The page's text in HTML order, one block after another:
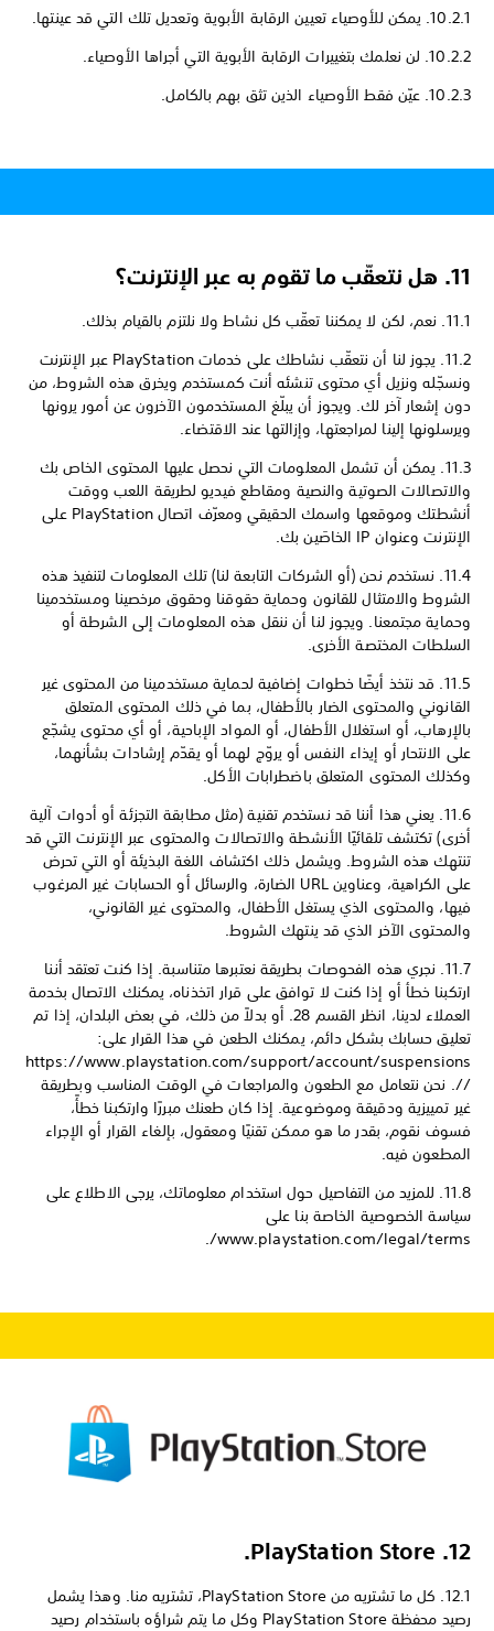
10.2.1. يمكن للأوصياء تعيين الرقابة الأبوية وتعديل تلك التي قد عينتها.
10.2.2. لن نعلمك بتغييرات الرقابة الأبوية التي أجراها الأوصياء.
10.2.3. عيّن فقط الأوصياء الذين تثق بهم بالكامل.
11. هل نتعقّب ما تقوم به عبر الإنترنت؟
11.1. نعم، لكن لا يمكننا تعقّب كل نشاط ولا نلتزم بالقيام بذلك.
11.2. يجوز لنا أن نتعقّب نشاطك على خدمات PlayStation عبر الإنترنت
ونسجّله ونزيل أي محتوى تنشئه أنت كمستخدم ويخرق هذه الشروط، من
دون إشعار آخر لك. ويجوز أن يبلّغ المستخدمون الآخرون عن أمور يرونها
ويرسلونها إلينا لمراجعتها، وإزالتها عند الاقتضاء.
11.3. يمكن أن تشمل المعلومات التي نحصل عليها المحتوى الخاص بك
والاتصالات الصوتية والنصية ومقاطع فيديو لطريقة اللعب ووقت
أنشطتك وموقعها واسمك الحقيقي ومعرّف اتصال PlayStation على
الإنترنت وعنوان IP الخاصَين بك.
11.4. نستخدم نحن (أو الشركات التابعة لنا) تلك المعلومات لتنفيذ هذه
الشروط والامتثال للقانون وحماية حقوقنا وحقوق مرخصينا ومستخدمينا
وحماية مجتمعنا. ويجوز لنا أن ننقل هذه المعلومات إلى الشرطة أو
السلطات المختصة الأخرى.
11.5. قد نتخذ أيضًا خطوات إضافية لحماية مستخدمينا من المحتوى غير
القانوني والمحتوى الضار بالأطفال، بما في ذلك المحتوى المتعلق
بالإرهاب، أو استغلال الأطفال، أو المواد الإباحية، أو أي محتوى يشجّع
على الانتحار أو إيذاء النفس أو يروّج لهما أو يقدّم إرشادات بشأنهما،
وكذلك المحتوى المتعلق باضطرابات الأكل.
11.6. يعني هذا أننا قد نستخدم تقنية (مثل مطابقة التجزئة أو أدوات آلية
أخرى) تكتشف تلقائيًا الأنشطة والاتصالات والمحتوى عبر الإنترنت التي قد
تنتهك هذه الشروط. ويشمل ذلك اكتشاف اللغة البذيئة أو التي تحرض
على الكراهية، وعناوين URL الضارة، والرسائل أو الحسابات غير المرغوب
فيها، والمحتوى الذي يستغل الأطفال، والمحتوى غير القانوني،
والمحتوى الآخر الذي قد ينتهك الشروط.
11.7. نجري هذه الفحوصات بطريقة نعتبرها متناسبة. إذا كنت تعتقد أننا
ارتكبنا خطأ أو إذا كنت لا توافق على قرار اتخذناه، يمكنك الاتصال بخدمة
العملاء لدينا، انظر القسم 28. أو بدلاً من ذلك، في بعض البلدان، إذا تم
تعليق حسابك بشكل دائم، يمكنك الطعن في هذا القرار على:
https://www.playstation.com/support/account/suspensions
//. نحن نتعامل مع الطعون والمراجعات في الوقت المناسب وبطريقة
غير تمييزية ودقيقة وموضوعية. إذا كان طعنك مبررًا وارتكبنا خطأً،
فسوف نقوم، بقدر ما هو ممكن تقنيًا ومعقول، بإلغاء القرار أو الإجراء
المطعون فيه.
11.8. للمزيد من التفاصيل حول استخدام معلوماتك، يرجى الاطلاع على
سياسة الخصوصية الخاصة بنا على
www.playstation.com/legal/terms/.
12. PlayStation Store.
12.1. كل ما تشتريه من PlayStation Store، تشتريه منا. وهذا يشمل
رصيد محفظة PlayStation Store وكل ما يتم شراؤه باستخدام رصيد